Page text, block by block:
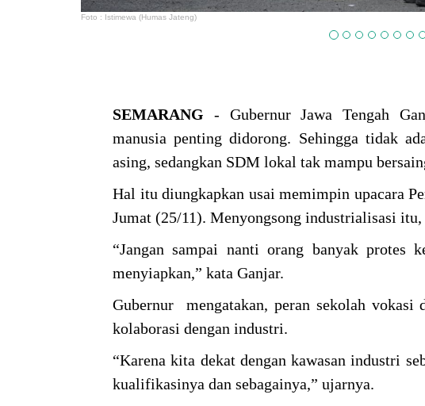
Foto : Istimewa (Humas Jateng)
SEMARANG - Gubernur Jawa Tengah
manusia penting didorong. Sehingga tidak
asing, sedangkan SDM lokal tak mampu
Hal itu diungkapkan usai memimpin upacara
Jumat (25/11). Menyongsong industrialisasi
“Jangan sampai nanti orang banyak protes
menyiapkan,” kata Ganjar.
Gubernur mengatakan, peran sekolah
kolaborasi dengan industri.
“Karena kita dekat dengan kawasan industri
kualifikasinya dan sebagainya,” ujarnya.